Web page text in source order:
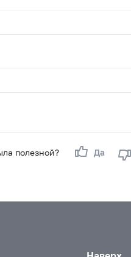
полезной? Да